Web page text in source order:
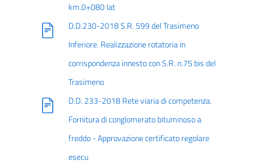
km.0+080 lat
D.D.230-2018 S.R. 599 del Trasimeno
Inferiore. Realizzazione rotatoria in
corrispondenza innesto con S.R. n.75 bis del
Trasimeno
D.D. 233-2018 Rete viaria di competenza.
Fornitura di conglomerato bituminoso a
freddo - Approvazione certificato regolare
esecu